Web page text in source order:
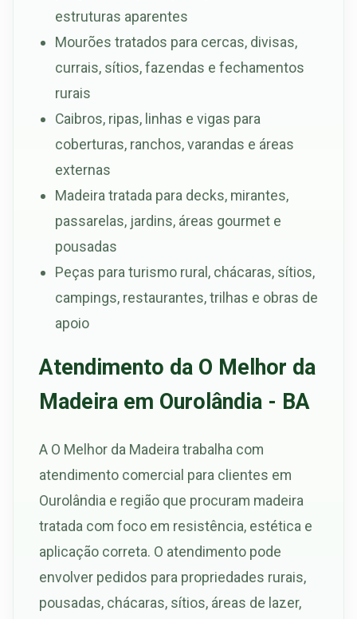
estruturas aparentes
Mourões tratados para cercas, divisas,
currais, sítios, fazendas e fechamentos
rurais
Caibros, ripas, linhas e vigas para
coberturas, ranchos, varandas e áreas
externas
Madeira tratada para decks, mirantes,
passarelas, jardins, áreas gourmet e
pousadas
Peças para turismo rural, chácaras, sítios,
campings, restaurantes, trilhas e obras de
apoio
Atendimento da O Melhor da
Madeira em Ourolândia - BA
A O Melhor da Madeira trabalha com
atendimento comercial para clientes em
Ourolândia e região que procuram madeira
tratada com foco em resistência, estética e
aplicação correta. O atendimento pode
envolver pedidos para propriedades rurais,
pousadas, chácaras, sítios, áreas de lazer,